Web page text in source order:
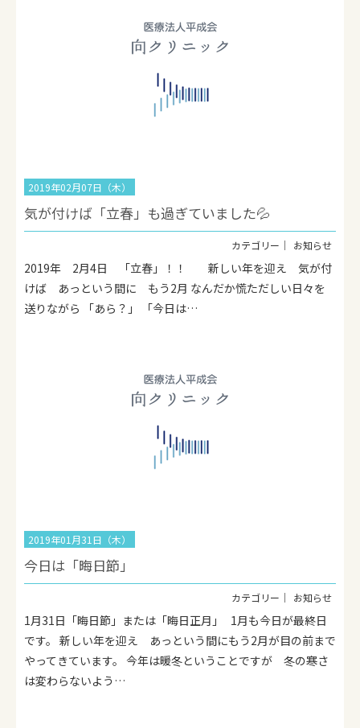
2019年02月07日（木）
気が付けば「立春」も過ぎていました💦
お知らせ
2019年 2月4日 「立春」！！ 新しい年を迎え 気が付
けば あっという間に もう2月 なんだか慌ただしい日々を
送りながら 「あら？」 「今日は…
2019年01月31日（木）
今日は「晦日節」
お知らせ
1月31日「晦日節」または「晦日正月」 1月も今日が最終日
です。 新しい年を迎え あっという間にもう2月が目の前まで
やってきています。 今年は暖冬ということですが 冬の寒さ
は変わらないよう…